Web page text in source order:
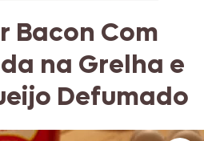
Bacon Com
na Grelha e
Defumado